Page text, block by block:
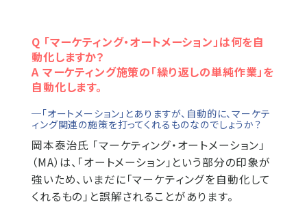
Q 「マーケティング・オートメーション」は何を自
動化しますか？
A マーケティング施策の「繰り返しの単純作業」を
自動化します。
─「オートメーション」とありますが、自動的に、マーケテ
ィング関連の施策を打ってくれるものなのでしょうか？
岡本泰治氏 「マーケティング・オートメーション」
（MA）は、「オートメーション」という部分の印象が
強いため、いまだに「マーケティングを自動化して
くれるもの」と誤解されることがあります。